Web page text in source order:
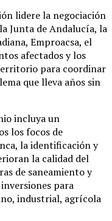
lidere la negociación
Junta de Andalucía, la
Emproacsa, el
afectados y los
para coordinar
que lleva años sin
incluya un
los focos de
la identificación y
la calidad del
de saneamiento y
para
industrial, agrícola